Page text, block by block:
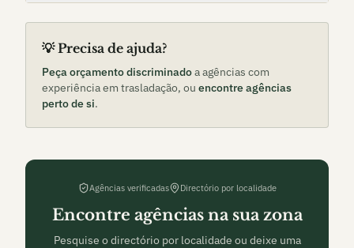
💡 Precisa de ajuda?
Peça orçamento discriminadoa agências com
experiência em trasladação, ou encontre agências
perto de si.
Agências verificadas Directório por localidade
Encontre agências na sua zona
Pesquise o directório por localidade ou deixe uma